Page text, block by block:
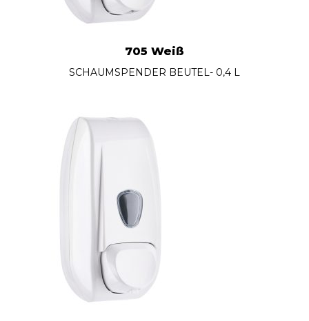
705 Weiß
SCHAUMSPENDER BEUTEL- 0,4 L